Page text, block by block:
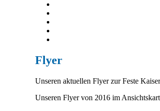
Flyer
Unseren aktuellen Flyer zur Feste
Unseren Flyer von 2016 im